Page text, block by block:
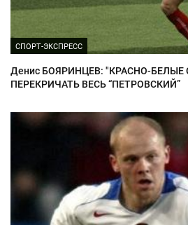
СПОРТ-ЭКСПРЕСС
Денис БОЯРИНЦЕВ: "КРАСНО-БЕЛЫЕ
ПЕРЕКРИЧАТЬ ВЕСЬ “ПЕТРОВСКИЙ”